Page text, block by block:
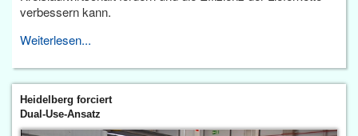
verbessern kann.
Weiterlesen...
Heidelberg forciert
Dual-Use-Ansatz